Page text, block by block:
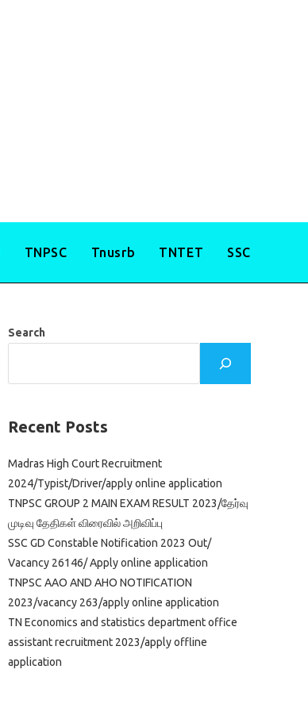
TNPSC Tnusrb TNTET SSC
Search
Recent Posts
Madras High Court Recruitment
2024/Typist/Driver/apply online application
TNPSC GROUP 2 MAIN EXAM RESULT 2023/தேர்வு
முடிவு தேதிகள் விரைவில் அறிவிப்பு
SSC GD Constable Notification 2023 Out/
Vacancy 26146/ Apply online application
TNPSC AAO AND AHO NOTIFICATION
2023/vacancy 263/apply online application
TN Economics and statistics department office
assistant recruitment 2023/apply offline
application